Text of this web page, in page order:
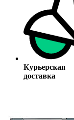
Курьерская
доставка